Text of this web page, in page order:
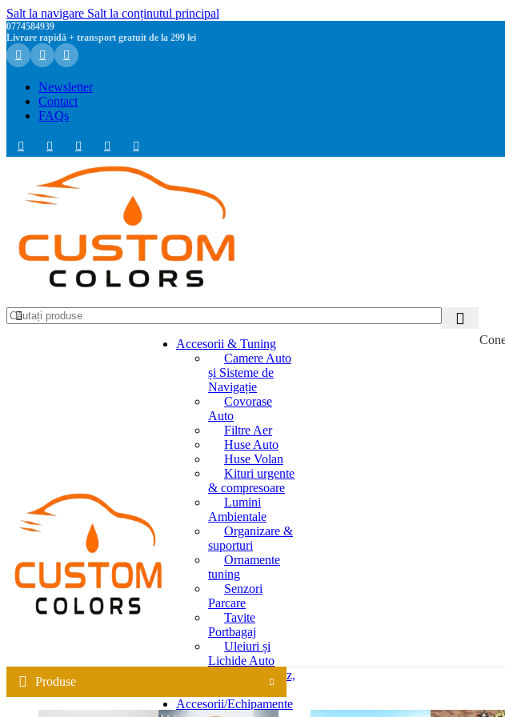
Salt la navigare Salt la conținutul principal
0774584939
Livrare rapidă + transport gratuit de la 299 lei
Newsletter
Contact
FAQs
Accesorii & Tuning
Camere Auto
și Sisteme de
Navigație
Covorase
Auto
Filtre Aer
Huse Auto
Huse Volan
Kituri urgente
& compresoare
Lumini
Ambientale
Organizare &
suporturi
Ornamente
tuning
Senzori
Parcare
Tavite
Portbagaj
Uleiuri și
Lichide Auto
(Antigel, Parbriz,
Apă Distilată)
Accesorii/Echipamente
Produse